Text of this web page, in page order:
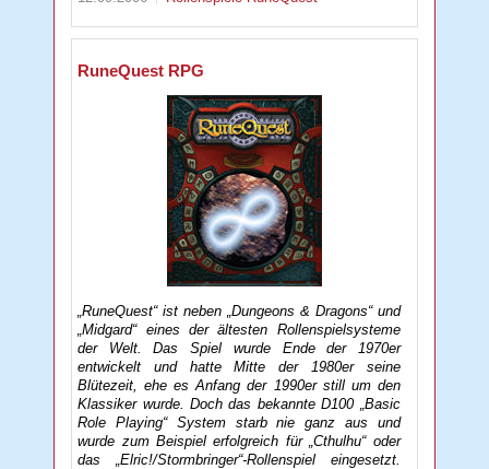
RuneQuest RPG
„RuneQuest“ ist neben „Dungeons & Dragons“ und
„Midgard“ eines der ältesten Rollenspielsysteme
der Welt. Das Spiel wurde Ende der 1970er
entwickelt und hatte Mitte der 1980er seine
Blütezeit, ehe es Anfang der 1990er still um den
Klassiker wurde. Doch das bekannte D100 „Basic
Role Playing“ System starb nie ganz aus und
wurde zum Beispiel erfolgreich für „Cthulhu“ oder
das „Elric!/Stormbringer“-Rollenspiel eingesetzt.